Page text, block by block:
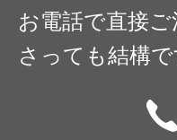
お電話で直接
さっても結構で